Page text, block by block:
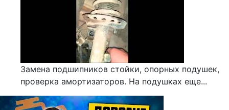
Замена подшипников стойки, опорных подушек,
проверка амортизаторов. На подушках еще...